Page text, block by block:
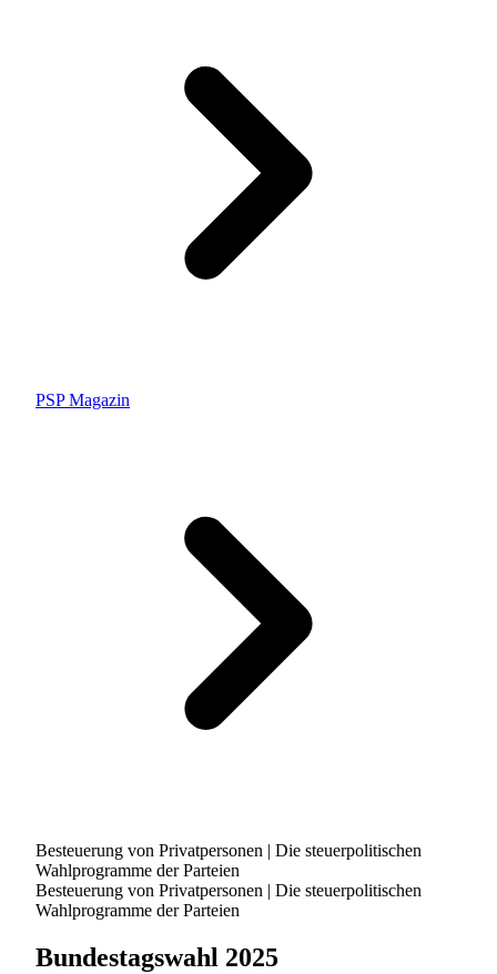
PSP Magazin
Besteuerung von Privatpersonen | Die steuerpolitischen
Wahlprogramme der Parteien
Besteuerung von Privatpersonen | Die steuerpolitischen
Wahlprogramme der Parteien
Bundestagswahl 2025